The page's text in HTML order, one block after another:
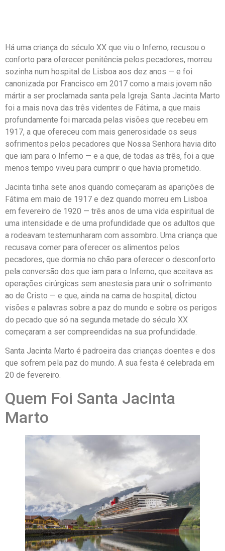
Há uma criança do século XX que viu o Inferno, recusou o
conforto para oferecer penitência pelos pecadores, morreu
sozinha num hospital de Lisboa aos dez anos — e foi
canonizada por Francisco em 2017 como a mais jovem não
mártir a ser proclamada santa pela Igreja. Santa Jacinta Marto
foi a mais nova das três videntes de Fátima, a que mais
profundamente foi marcada pelas visões que recebeu em
1917, a que ofereceu com mais generosidade os seus
sofrimentos pelos pecadores que Nossa Senhora havia dito
que iam para o Inferno — e a que, de todas as três, foi a que
menos tempo viveu para cumprir o que havia prometido.
Jacinta tinha sete anos quando começaram as aparições de
Fátima em maio de 1917 e dez quando morreu em Lisboa
em fevereiro de 1920 — três anos de uma vida espiritual de
uma intensidade e de uma profundidade que os adultos que
a rodeavam testemunharam com assombro. Uma criança que
recusava comer para oferecer os alimentos pelos
pecadores, que dormia no chão para oferecer o desconforto
pela conversão dos que iam para o Inferno, que aceitava as
operações cirúrgicas sem anestesia para unir o sofrimento
ao de Cristo — e que, ainda na cama de hospital, dictou
visões e palavras sobre a paz do mundo e sobre os perigos
do pecado que só na segunda metade do século XX
começaram a ser compreendidas na sua profundidade.
Santa Jacinta Marto é padroeira das crianças doentes e dos
que sofrem pela paz do mundo. A sua festa é celebrada em
20 de fevereiro.
Quem Foi Santa Jacinta
Marto